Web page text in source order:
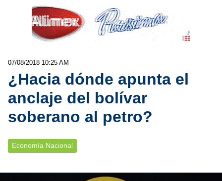
07/08/2018 10:25 AM
¿Hacia dónde apunta el
anclaje del bolívar
soberano al petro?
Economía Nacional